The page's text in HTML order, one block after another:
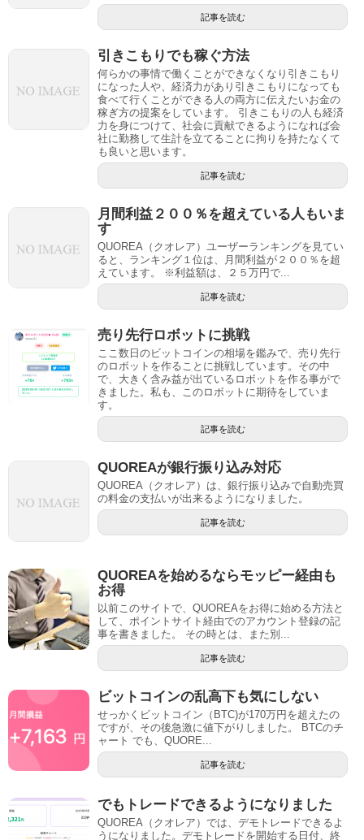
記事を読む
引きこもりでも稼ぐ方法
何らかの事情で働くことができなくなり引きこもり
になった人や、経済力があり引きこもりになっても
食べて行くことができる人の両方に伝えたいお金の
稼ぎ方の提案をしています。 引きこもりの人も経済
力を身につけて、社会に貢献できるようになれば会
社に勤務して生計を立てることに拘りを持たなくて
も良いと思います。
記事を読む
月間利益２００％を超えている人もいま
す
QUOREA（クオレア）ユーザーランキングを見てい
ると、ランキング１位は、月間利益が２００％を超
えています。 ※利益額は、２５万円で...
記事を読む
売り先行ロボットに挑戦
ここ数日のビットコインの相場を鑑みで、売り先行
のロボットを作ることに挑戦しています。その中
で、大きく含み益が出ているロボットを作る事がで
きました。私も、このロボットに期待をしていま
す。
記事を読む
QUOREAが銀行振り込み対応
QUOREA（クオレア）は、銀行振り込みで自動売買
の料金の支払いが出来るようになりました。
記事を読む
QUOREAを始めるならモッピー経由も
お得
以前このサイトで、QUOREAをお得に始める方法と
して、ポイントサイト経由でのアカウント登録の記
事を書きました。 その時とは、また別...
記事を読む
ビットコインの乱高下も気にしない
せっかくビットコイン（BTC)が170万円を超えたの
ですが、その後急激に値下がりしました。 BTCのチ
ャート でも、QUORE...
記事を読む
でもトレードできるようになりました
QUOREA（クオレア）では、デモトレードできるよ
うになりました。デモトレードを開始する日付、終